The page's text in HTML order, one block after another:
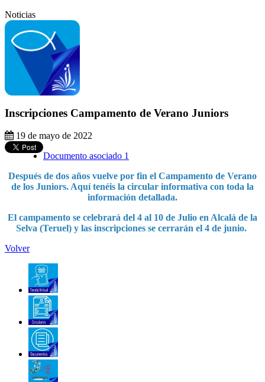
Noticias
Inscripciones Campamento de Verano Juniors
19 de mayo de 2022
Documento asociado 1
Después de dos años vuelve por fin el Campamento de Verano
de los Juniors. Aquí tenéis la circular informativa con toda la
información detallada.
El campamento se celebrará del 4 al 10 de Julio en Alcalá de la
Selva (Teruel) y las inscripciones se cerrarán el 4 de junio.
Volver